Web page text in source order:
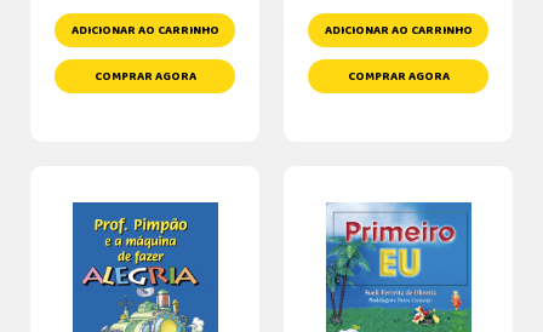
ADICIONAR AO CARRINHO
COMPRAR AGORA
ADICIONAR AO CARRINHO
COMPRAR AGORA